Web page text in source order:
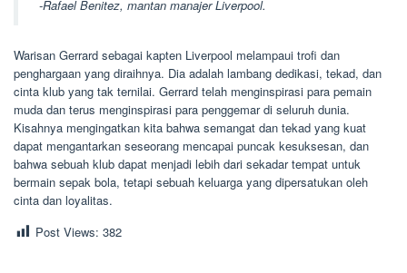
-Rafael Benitez, mantan manajer Liverpool.
Warisan Gerrard sebagai kapten Liverpool melampaui trofi dan
penghargaan yang diraihnya. Dia adalah lambang dedikasi, tekad, dan
cinta klub yang tak ternilai. Gerrard telah menginspirasi para pemain
muda dan terus menginspirasi para penggemar di seluruh dunia.
Kisahnya mengingatkan kita bahwa semangat dan tekad yang kuat
dapat mengantarkan seseorang mencapai puncak kesuksesan, dan
bahwa sebuah klub dapat menjadi lebih dari sekadar tempat untuk
bermain sepak bola, tetapi sebuah keluarga yang dipersatukan oleh
cinta dan loyalitas.
Post Views: 382